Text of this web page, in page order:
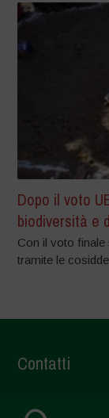
Dopo il voto
biodiversità e
Con il voto finale
tramite le
Contatti